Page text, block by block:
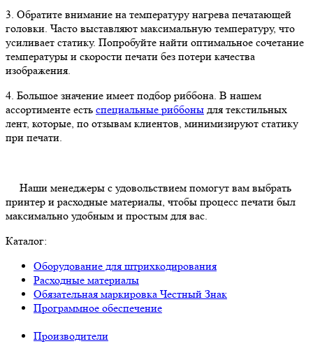
3. Обратите внимание на температуру нагрева печатающей
головки. Часто выставляют максимальную температуру, что
усиливает статику. Попробуйте найти оптимальное сочетание
температуры и скорости печати без потери качества
изображения.
4. Большое значение имеет подбор риббона. В нашем
ассортименте есть специальные риббоны для текстильных
лент, которые, по отзывам клиентов, минимизируют статику
при печати.
Наши менеджеры с удовольствием помогут вам выбрать
принтер и расходные материалы, чтобы процесс печати был
максимально удобным и простым для вас.
Каталог:
Оборудование для штрихкодирования
Расходные материалы
Обязательная маркировка Честный Знак
Программное обеспечение
Производители